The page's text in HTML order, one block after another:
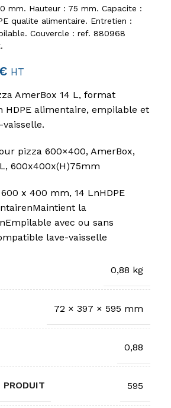
mm. Hauteur : 75 mm. Capacite :
qualite alimentaire. Entretien :
Couvercle : ref. 880968
HT
AmerBox 14 L, format
HDPE alimentaire, empilable et
pizza 600×400, AmerBox,
600x400x(H)75mm
x 400 mm, 14 LnHDPE
la
avec ou sans
lave-vaisselle
0,88 kg
72 × 397 × 595 mm
0,88
PRODUIT 595